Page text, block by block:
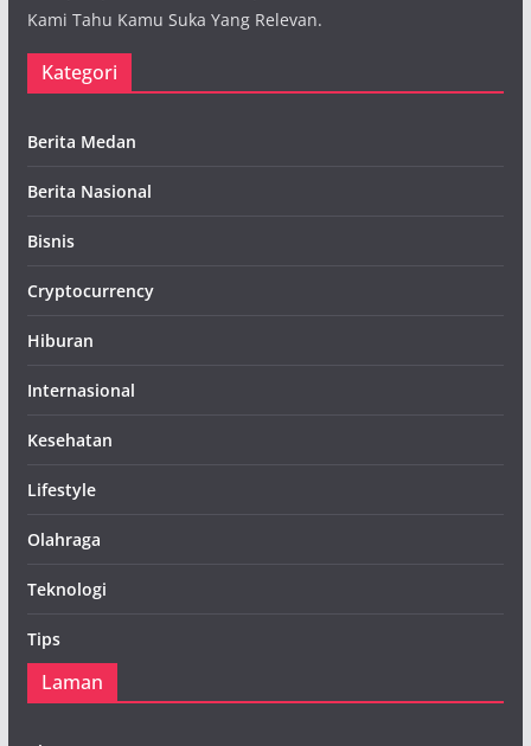
Kami Tahu Kamu Suka Yang Relevan.
Kategori
Berita Medan
Berita Nasional
Bisnis
Cryptocurrency
Hiburan
Internasional
Kesehatan
Lifestyle
Olahraga
Teknologi
Tips
Laman